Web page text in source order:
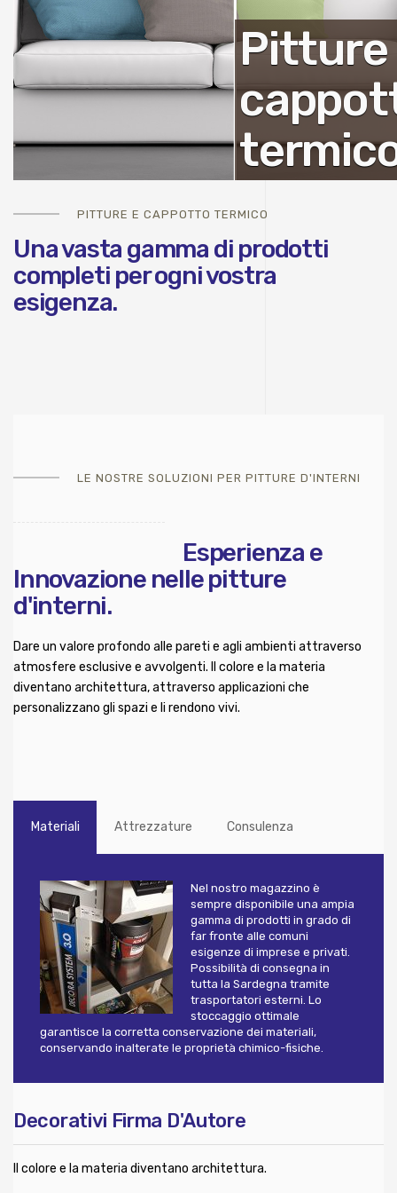
Pitture
PITTURE E CAPPOTTO TERMICO
Una vasta gamma di prodotti
completi per ogni vostra
esigenza.
LE NOSTRE SOLUZIONI PER PITTURE D'INTERNI
Esperienza e
Innovazione nelle pitture
d'interni.
Dare un valore profondo alle pareti e agli ambienti attraverso
atmosfere esclusive e avvolgenti. Il colore e la materia
diventano architettura, attraverso applicazioni che
personalizzano gli spazi e li rendono vivi.
Materiali Attrezzature Consulenza
Nel nostro magazzino è
sempre disponibile una ampia
gamma di prodotti in grado di
far fronte alle comuni
esigenze di imprese e privati.
Possibilità di consegna in
tutta la Sardegna tramite
trasportatori esterni. Lo
stoccaggio ottimale
garantisce la corretta conservazione dei materiali,
conservando inalterate le proprietà chimico-fisiche.
Decorativi Firma D'Autore
Il colore e la materia diventano architettura.